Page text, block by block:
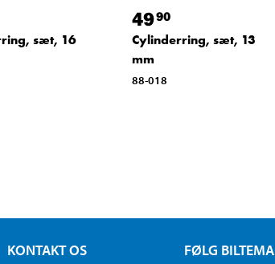
sæt, 16
4990
Cylinderring, sæt, 13
mm
88-018
KONTAKT OS FØLG BILTEMA